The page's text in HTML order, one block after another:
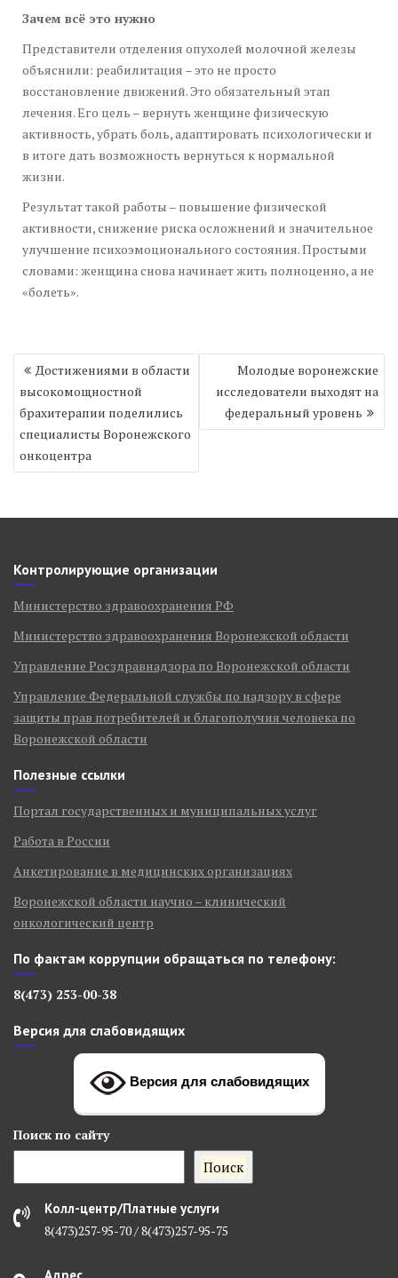
Зачем всё это нужно
Представители отделения опухолей молочной железы
объяснили: реабилитация – это не просто
восстановление движений. Это обязательный этап
лечения. Его цель – вернуть женщине физическую
активность, убрать боль, адаптировать психологически и
в итоге дать возможность вернуться к нормальной
жизни.
Результат такой работы – повышение физической
активности, снижение риска осложнений и значительное
улучшение психоэмоционального состояния. Простыми
словами: женщина снова начинает жить полноценно, а не
«болеть».
Навигация
по
записям
Достижениями в области
высокомощностной
брахитерапии поделились
специалисты Воронежского
онкоцентра
Молодые воронежские
исследователи выходят на
федеральный уровень
Контролирующие организации
Министерство здравоохранения РФ
Министерство здравоохранения Воронежской области
Управление Росздравнадзора по Воронежской области
Управление Федеральной службы по надзору в сфере
защиты прав потребителей и благополучия человека по
Воронежской области
Полезные ссылки
Портал государственных и муниципальных услуг
Работа в России
Анкетирование в медицинских организациях
Воронежской области научно – клинический
онкологический центр
По фактам коррупции обращаться по телефону:
8(473) 253-00-38
Версия для слабовидящих
Версия для слабовидящих
Поиск по сайту
Поиск
Колл-центр/Платные услуги
8(473)257-95-70 / 8(473)257-95-75